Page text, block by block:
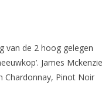
van de 2 hoog gelegen
James Mckenzie
Chardonnay, Pinot Noir